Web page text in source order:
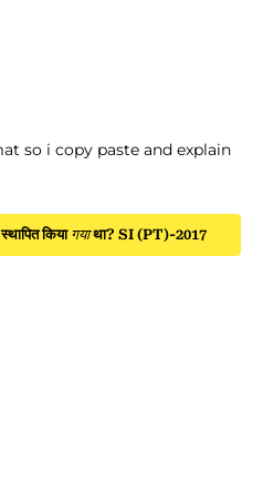
so i copy paste and explain
किया गयाथा? SI (PT)-2017